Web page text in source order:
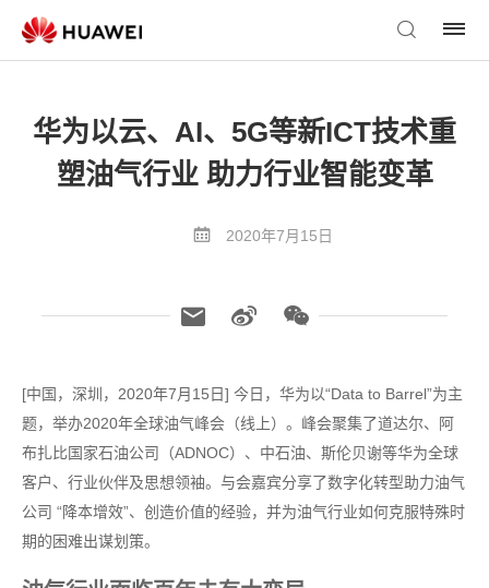
华为以云、AI、5G等新ICT技术重
塑油气行业 助力行业智能变革
2020年7月15日
[中国，深圳，2020年7月15日] 今日，华为以“Data to Barrel”为主
题，举办2020年全球油气峰会（线上）。峰会聚集了道达尔、阿
布扎比国家石油公司（ADNOC）、中石油、斯伦贝谢等华为全球
客户、行业伙伴及思想领袖。与会嘉宾分享了数字化转型助力油气
公司 “降本增效”、创造价值的经验，并为油气行业如何克服特殊时
期的困难出谋划策。